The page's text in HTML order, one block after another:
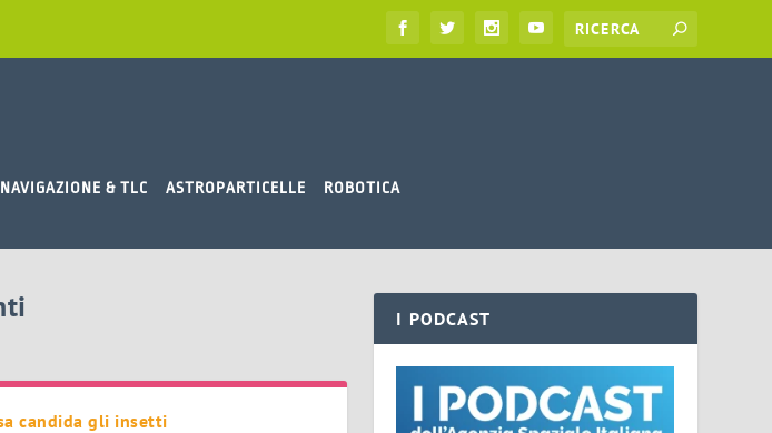
NAVIGAZIONE & TLC ASTROPARTICELLE ROBOTICA
candida gli insetti
I PODCAST